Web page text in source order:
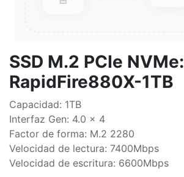
SSD M.2 PCIe NVMe:
RapidFire880X-1TB
Capacidad: 1TB
Interfaz Gen: 4.0 x 4
Factor de forma: M.2 2280
Velocidad de lectura: 7400Mbps
Velocidad de escritura: 6600Mbps